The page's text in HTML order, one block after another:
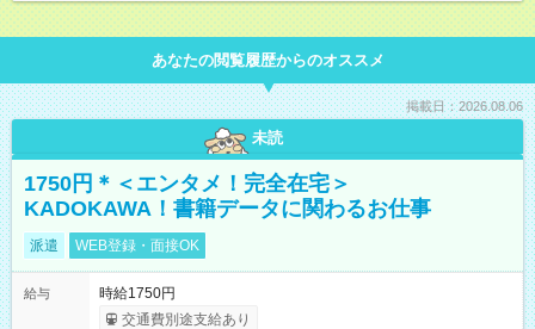
あなたの閲覧履歴からのオススメ
掲載日：2026.08.06
未読
1750円＊＜エンタメ！完全在宅＞
KADOKAWA！書籍データに関わるお仕事
派遣 WEB登録・面接OK
給与
時給1750円
交通費別途支給あり